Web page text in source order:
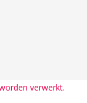
verwerkt.